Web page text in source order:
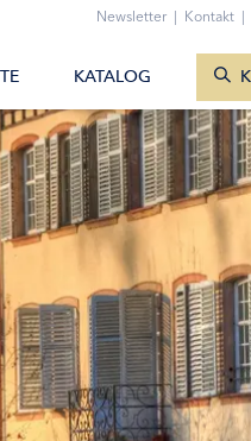
Newsletter | Kontakt |
KATALOG
ZUM